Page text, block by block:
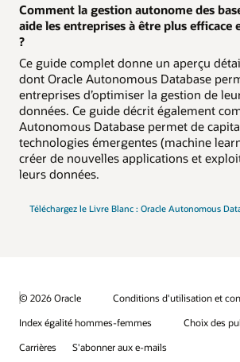
Comment la gestion autonome des
aide les entreprises à être plus efficace
?
Ce guide complet donne un aperçu
dont Oracle Autonomous Database
entreprises d’optimiser la gestion de
données. Ce guide décrit également
Autonomous Database permet de
technologies émergentes (machine
créer de nouvelles applications et
leurs données.
Téléchargez le Livre Blanc : Oracle Autonomous
© 2026 Oracle
Conditions d'utilisation et
Index égalité hommes-femmes
Choix des
Carrières
S'abonner aux e-mails